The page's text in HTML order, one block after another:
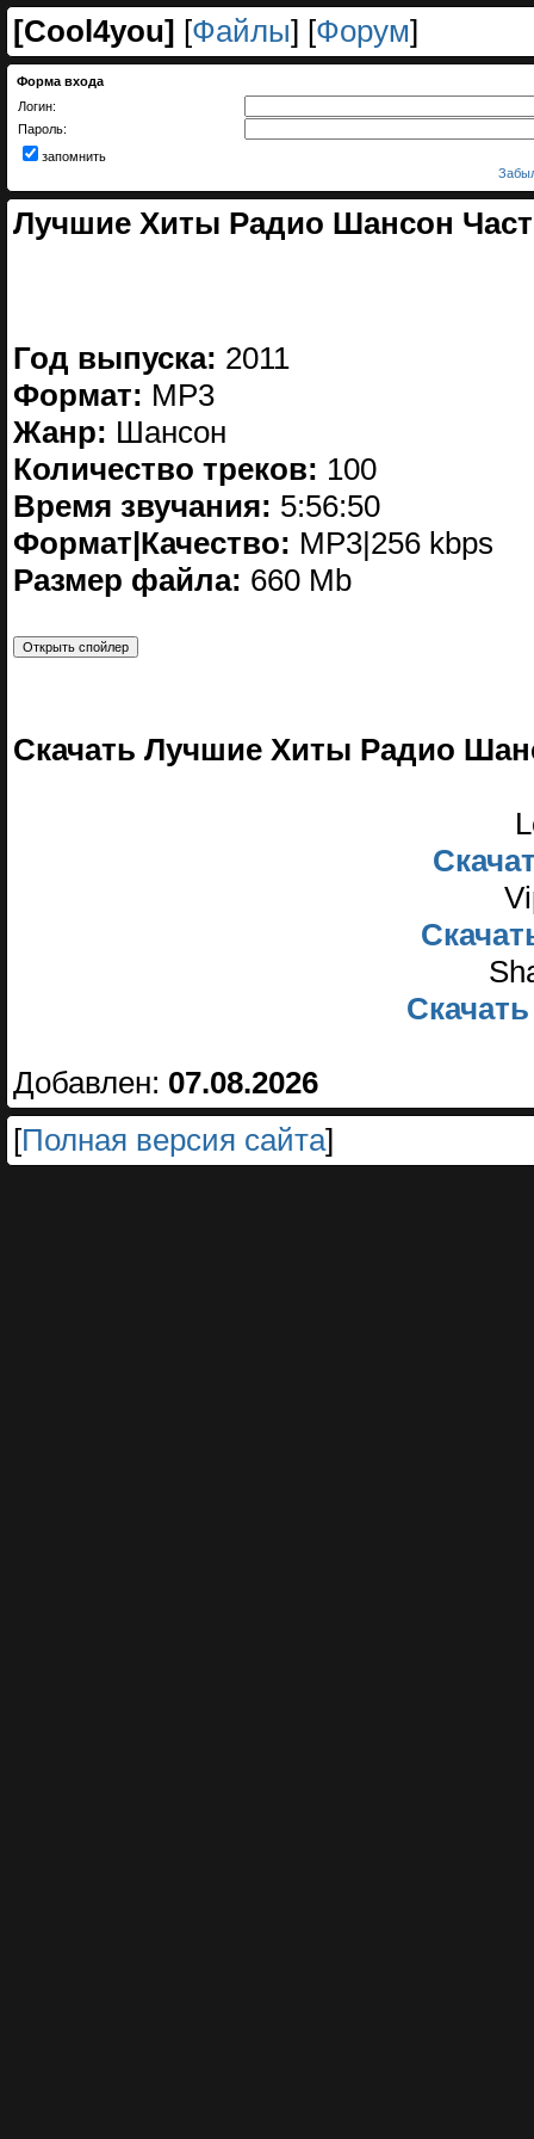
[Cool4you] [Файлы] [Форум]
Форма входа
Логин:
Пароль:
запомнить
Лучшие Хиты Радио Шансон
Год выпуска: 2011
Формат: MP3
Жанр: Шансон
Количество треков: 100
Время звучания: 5:56:50
Формат|Качество: МP3|256 kbps
Размер файла: 660 Mb
Скачать Лучшие Хиты Радио
Добавлен: 07.08.2026
[Полная версия сайта]